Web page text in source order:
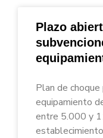
Plazo
Plan de
equipamiento
entre 5.000 y